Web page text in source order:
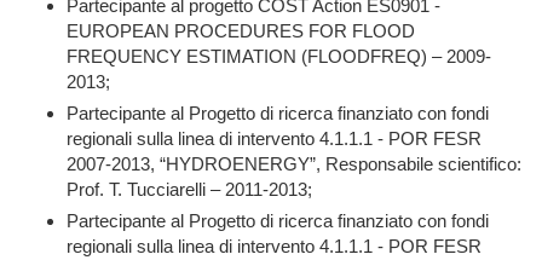
Partecipante al progetto COST Action ES0901 -
EUROPEAN PROCEDURES FOR FLOOD
FREQUENCY ESTIMATION (FLOODFREQ) – 2009-
2013;
Partecipante al Progetto di ricerca finanziato con fondi
regionali sulla linea di intervento 4.1.1.1 - POR FESR
2007-2013, “HYDROENERGY”, Responsabile scientifico:
Prof. T. Tucciarelli – 2011-2013;
Partecipante al Progetto di ricerca finanziato con fondi
regionali sulla linea di intervento 4.1.1.1 - POR FESR